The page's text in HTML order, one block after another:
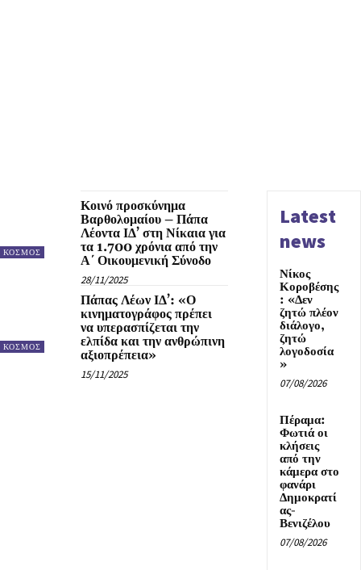
ΚΟΣΜΟΣ
Κοινό προσκύνημα
Βαρθολομαίου – Πάπα
Λέοντα ΙΔ’ στη Νίκαια για
τα 1.700 χρόνια από την
Α΄ Οικουμενική Σύνοδο
28/11/2025
ΚΟΣΜΟΣ
Πάπας Λέων ΙΔ’: «Ο
κινηματογράφος πρέπει
να υπερασπίζεται την
ελπίδα και την ανθρώπινη
αξιοπρέπεια»
15/11/2025
Latest
news
Νίκος
Κοροβέσης
: «Δεν
ζητώ πλέον
διάλογο,
ζητώ
λογοδοσία
»
07/08/2026
Πέραμα:
Φωτιά οι
κλήσεις
από την
κάμερα στο
φανάρι
Δημοκρατί
ας-
Βενιζέλου
07/08/2026